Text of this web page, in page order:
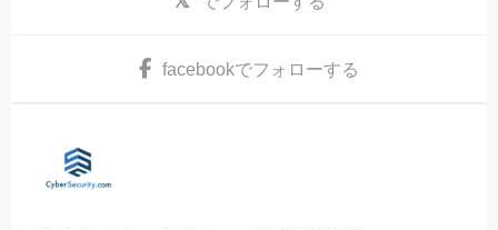
facebookでフォローする